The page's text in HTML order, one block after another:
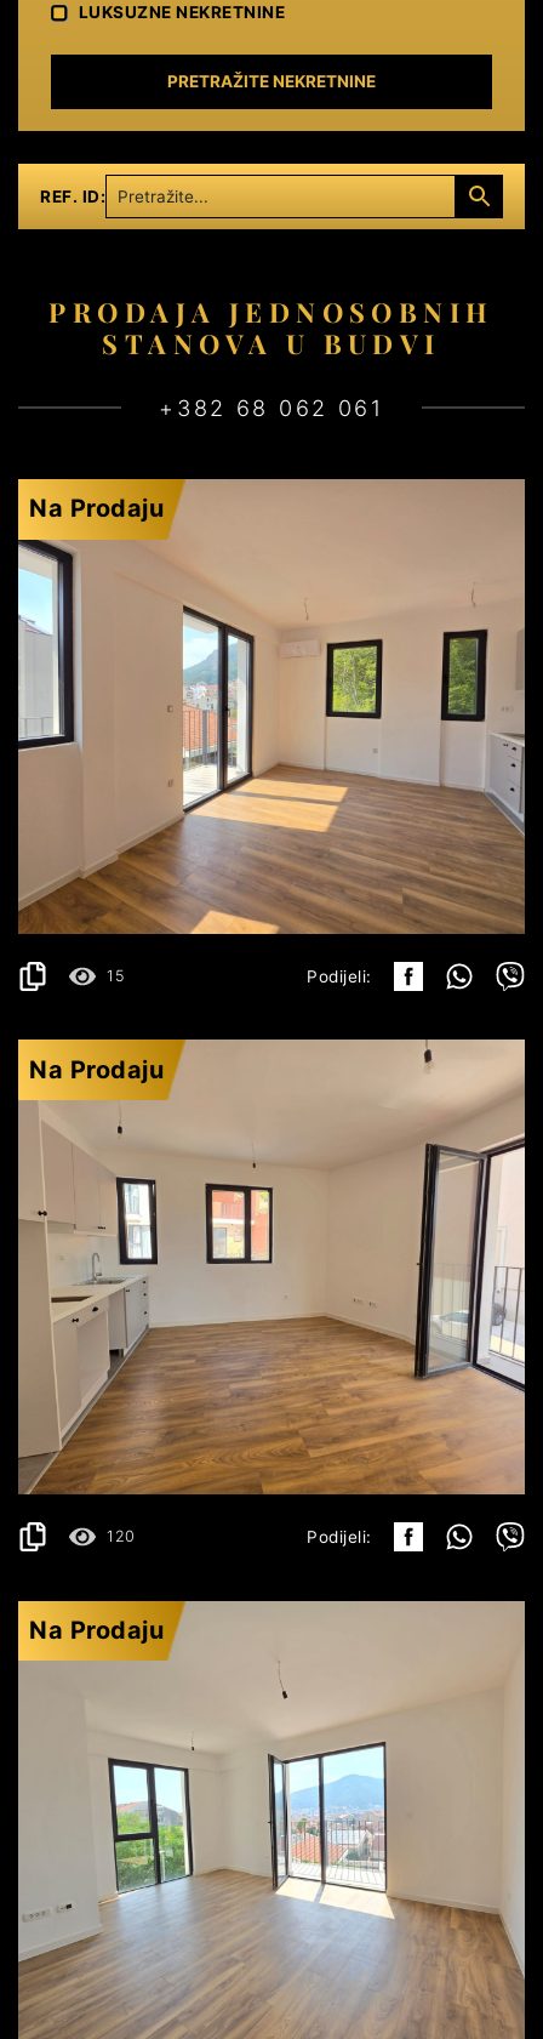
LUKSUZNE NEKRETNINE
PRETRAŽITE NEKRETNINE
REF. ID:
PRODAJA JEDNOSOBNIH
STANOVA U BUDVI
+382 68 062 061
Na Prodaju
146.448€
36 m
DETALJI
15 Podijeli:
Na Prodaju
BUDVA
157.803€
40 m2
DETALJI
120 Podijeli:
Na Prodaju
BUDVA
229.590€
51 m
DETALJI